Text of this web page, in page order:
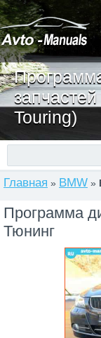
Touring)
Главная » BMW »
Программа
Тюнинг